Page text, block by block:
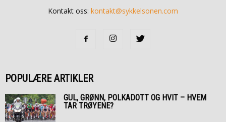
Kontakt oss: kontakt@sykkelsonen.com
POPULÆRE ARTIKLER
GUL, GRØNN, POLKADOTT OG HVIT – HVEM
TAR TRØYENE?